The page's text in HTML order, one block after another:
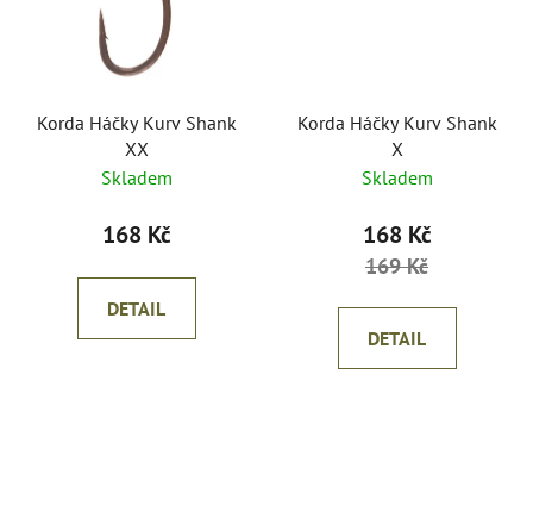
Korda Háčky Kurv Shank
XX
Skladem
168 Kč
DETAIL
Korda Háčky Kurv Shank
X
Skladem
168 Kč
169 Kč
DETAIL